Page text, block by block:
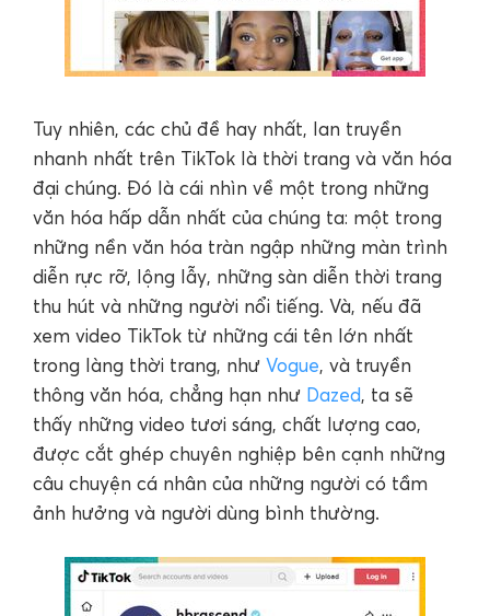
Tuy nhiên, các chủ đề hay nhất, lan truyền
nhanh nhất trên TikTok là thời trang và văn hóa
đại chúng. Đó là cái nhìn về một trong những
văn hóa hấp dẫn nhất của chúng ta: một trong
những nền văn hóa tràn ngập những màn trình
diễn rực rỡ, lộng lẫy, những sàn diễn thời trang
thu hút và những người nổi tiếng. Và, nếu đã
xem video TikTok từ những cái tên lớn nhất
trong làng thời trang, như Vogue, và truyền
thông văn hóa, chẳng hạn như Dazed, ta sẽ
thấy những video tươi sáng, chất lượng cao,
được cắt ghép chuyên nghiệp bên cạnh những
câu chuyện cá nhân của những người có tầm
ảnh hưởng và người dùng bình thường.